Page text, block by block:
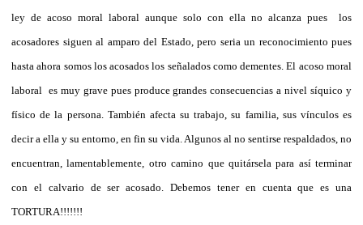
ley de acoso moral laboral aunque solo con ella no alcanza pues los
acosadores siguen al amparo del Estado, pero seria un reconocimiento pues
hasta ahora somos los acosados los señalados como dementes. El acoso moral
laboral es muy grave pues produce grandes consecuencias a nivel síquico y
físico de la persona. También afecta su trabajo, su familia, sus vínculos es
decir a ella y su entorno, en fin su vida. Algunos al no sentirse respaldados, no
encuentran, lamentablemente, otro camino que quitársela para así terminar
con el calvario de ser acosado. Debemos tener en cuenta que es una
TORTURA!!!!!!!